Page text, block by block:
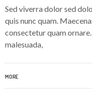
Sed viverra dolor sed
quis nunc quam.
consectetur quam
malesuada,
MORE